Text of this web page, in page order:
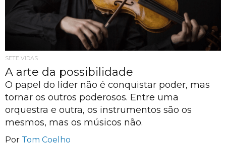
SETE VIDAS
A arte da possibilidade
O papel do líder não é conquistar poder, mas
tornar os outros poderosos. Entre uma
orquestra e outra, os instrumentos são os
mesmos, mas os músicos não.
Por Tom Coelho